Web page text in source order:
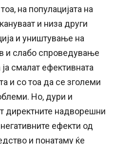
на популацијата на
и низа други
и уништување на
и слабо спроведување
смалат ефективната
и со тоа да се зголеми
Но, дури и
директните надворешни
ефекти од
и понатаму ќе